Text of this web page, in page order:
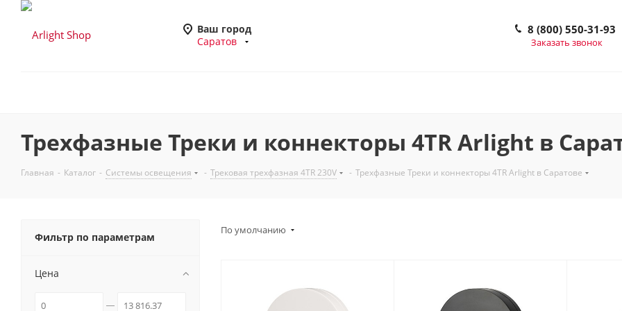
Ваш город
Саратов
8 (800) 550-31-93
Заказать звонок
Трехфазные Треки и коннекторы 4TR Arlight в
Главная - Каталог - Системы освещения - Трековая трехфазная 4TR 230V - Трехфазные Треки и коннекторы 4TR Arlight в Саратове
По умолчанию
Фильтр по параметрам
Цена